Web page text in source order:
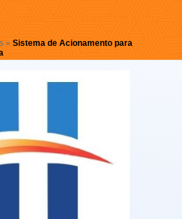
» Sistema de Acionamento para